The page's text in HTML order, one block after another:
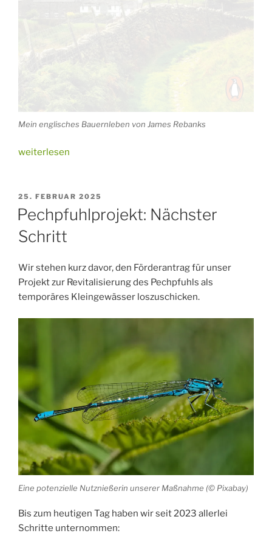
Mein englisches Bauernleben von James Rebanks
„Buchtipp:
die
Zukunft“
weiterlesen
VERÖFFENTLICHT
AM
25. FEBRUAR 2025
Pechpfuhlprojekt: Nächster
Schritt
Wir stehen kurz davor, den Förderantrag für unser
Projekt zur Revitalisierung des Pechpfuhls als
temporäres Kleingewässer loszuschicken.
Eine potenzielle Nutznießerin unserer Maßnahme (© Pixabay)
Bis zum heutigen Tag haben wir seit 2023 allerlei
Schritte unternommen: